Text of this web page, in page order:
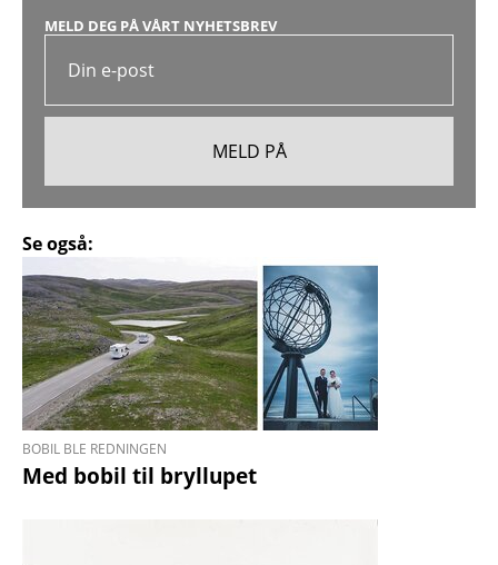
MELD DEG PÅ VÅRT NYHETSBREV
Se også:
BOBIL BLE REDNINGEN
Med bobil til bryllupet